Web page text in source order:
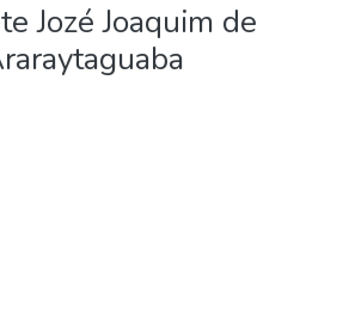
Estatísticas
Jozé Joaquim de